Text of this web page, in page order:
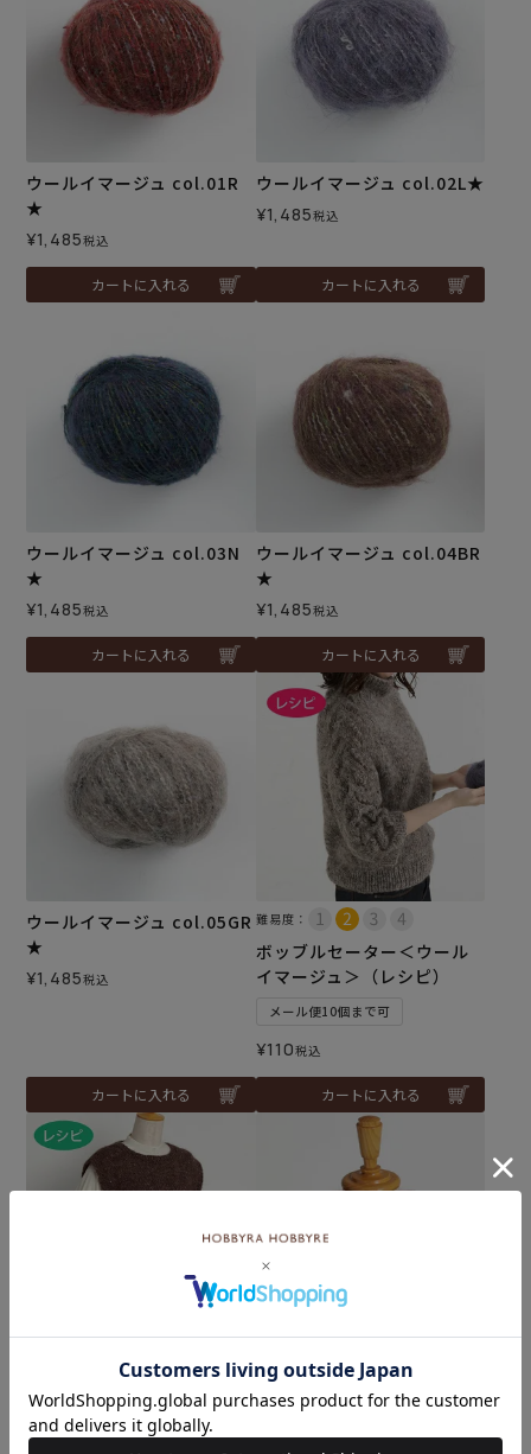
ウールイマージュ col.01R
★
¥1,485税込
カートに入れる
ウールイマージュ col.02L★
¥1,485税込
カートに入れる
ウールイマージュ col.03N
★
¥1,485税込
カートに入れる
ウールイマージュ col.04BR
★
¥1,485税込
カートに入れる
ウールイマージュ col.05GR
★
¥1,485税込
カートに入れる
難易度：
ボッブルセーター＜ウール
イマージュ＞（レシピ）
メール便10個まで可
¥110税込
カートに入れる
サイドリボンベスト＜ウー
メール便10個まで可
【レシピなし】ボッブルス
ヌード＜ウールイマージュ0
1R＞（編み物 材料セット）